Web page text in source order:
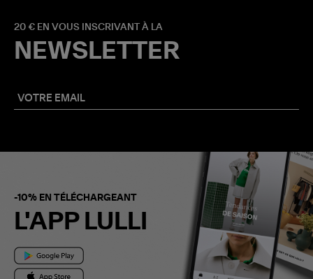
20 € EN VOUS INSCRIVANT À LA
NEWSLETTER
-10% EN TÉLÉCHARGEANT
L'APP LULLI